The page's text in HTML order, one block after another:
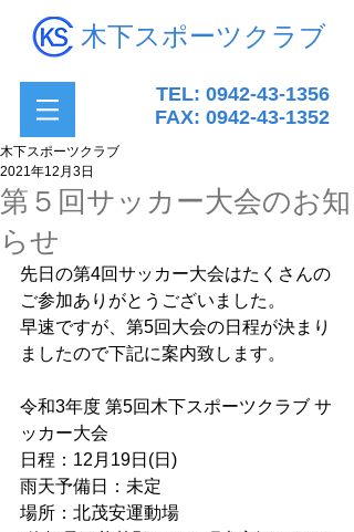
木下スポーツクラブ
TEL: 0942-43-1356
FAX: 0942-43-1352
第５回サッカー大会のお知
らせ
木下スポーツクラブ
2021年12月3日
先日の第4回サッカー大会はたくさんの
ご参加ありがとうございました。
早速ですが、第5回大会の日程が決まり
ましたので下記に案内致します。
令和3年度 第5回木下スポーツクラブ サ
ッカー大会
日程：12月19日(日)
雨天予備日：未定
場所：北茂安運動場